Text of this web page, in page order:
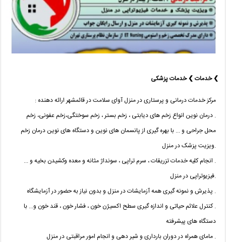
❯ خدمات ❯ خدمات پزشکی
مرکز خدمات درمانی و پرستاری در منزل آوای سلامت در قائمشهر ارائه دهنده :
. درمان نوین انواع زخم های دیابتی ، زخم بستر ، زخم سوختگی،زخم عفونی، زخم
محل جراحی و ... با بهره گیری از پانسمان های نوین و دستگاه های نوین درمان زخم
.ویزیت پزشک در منزل
. انجام کلیه خدمات تزریقات ، سرم تراپی ، سونداژ مثانه و معده وکشیدن بخیه و ...
.فیزیوتراپی در منزل
. پذیرش و نمونه گیری همه آزمایشات در منزل و بدون نیاز به حضور در آزمایشگاه
. کنترل علائم حیاتی و اندازه گیری سطح اکسیژن خون ، فشار خون ، قند خون و... با
دستگاه های پیشرفته
. مامای همراه در دوران بارداری و شیر دهی و انجام امور مراقبتی در منزل